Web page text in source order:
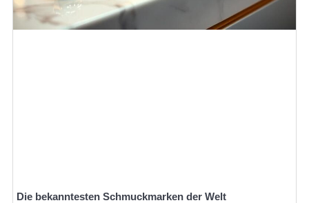
Die bekanntesten Schmuckmarken der Welt